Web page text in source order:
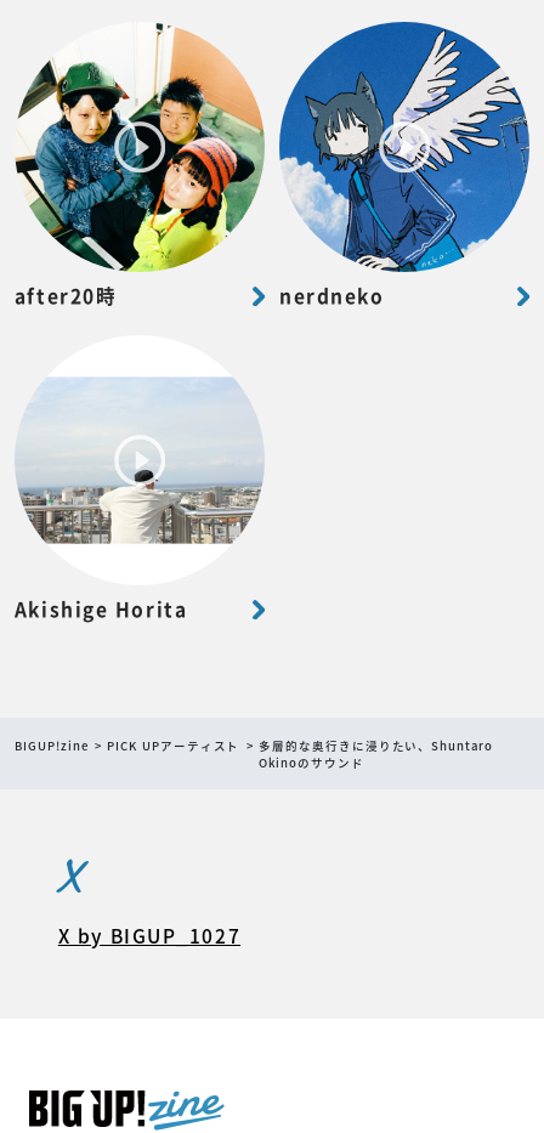
after20時 nerdneko
Akishige Horita
BIGUP!zine PICK UPアーティスト
多層的な奥行きに浸りたい、Shuntaro
Okinoのサウンド
X
X by BIGUP_1027